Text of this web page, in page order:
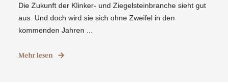
Die Zukunft der Klinker- und Ziegelsteinbranche sieht gut
aus. Und doch wird sie sich ohne Zweifel in den
kommenden Jahren ...
Mehr lesen